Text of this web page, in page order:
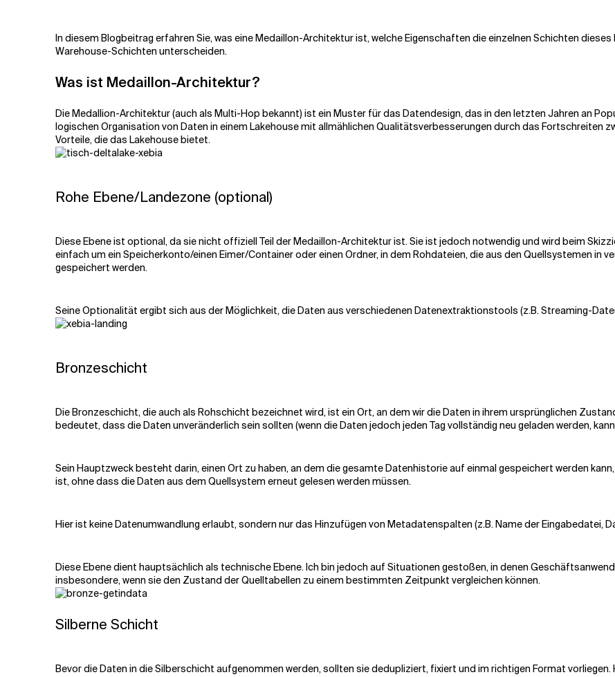
In diesem Blogbeitrag erfahren Sie, was eine Medaillon-Architektur ist, welche Eigenschaften die einzelnen Schichten
Warehouse-Schichten unterscheiden.
Was ist Medaillon-Architektur?
Die Medallion-Architektur (auch als Multi-Hop bekannt) ist ein Muster für das Datendesign, das in den letzten Jahren an
logischen Organisation von Daten in einem Lakehouse mit allmählichen Qualitätsverbesserungen durch das Fortschreiten
Vorteile, die das Lakehouse bietet.
Rohe Ebene/Landezone (optional)
Diese Ebene ist optional, da sie nicht offiziell Teil der Medaillon-Architektur ist. Sie ist jedoch notwendig und wird beim
einfach um ein Speicherkonto/einen Eimer/Container oder einen Ordner, in dem Rohdateien, die aus den Quellsystemen in
gespeichert werden.
Seine Optionalität ergibt sich aus der Möglichkeit, die Daten aus verschiedenen Datenextraktionstools (z.B. Streaming-
Bronzeschicht
Die Bronzeschicht, die auch als Rohschicht bezeichnet wird, ist ein Ort, an dem wir die Daten in ihrem ursprünglichen
bedeutet, dass die Daten unveränderlich sein sollten (wenn die Daten jedoch jeden Tag vollständig neu geladen werden,
Sein Hauptzweck besteht darin, einen Ort zu haben, an dem die gesamte Datenhistorie auf einmal gespeichert werden
ist, ohne dass die Daten aus dem Quellsystem erneut gelesen werden müssen.
Hier ist keine Datenumwandlung erlaubt, sondern nur das Hinzufügen von Metadatenspalten (z.B. Name der Eingabedatei,
Diese Ebene dient hauptsächlich als technische Ebene. Ich bin jedoch auf Situationen gestoßen, in denen
insbesondere, wenn sie den Zustand der Quelltabellen zu einem bestimmten Zeitpunkt vergleichen können.
Silberne Schicht
Bevor die Daten in die Silberschicht aufgenommen werden, sollten sie dedupliziert, fixiert und im richtigen Format